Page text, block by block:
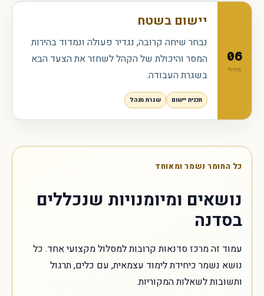
06
מודול
יישום בשטח
נבחר שיחה קרובה, נגדיר פעולה ונמדוד בהירות
המסר והיכולת של הקהל לשחזר את הצעד הבא
בשגרת העבודה.
תכנית יישום שגרת מנהל
כל החומר נשמר ומאוחד
נושאים ומיומנויות שנכללים
בסדנה
עמוד זה מרכז סדנאות קרובות למסלול מקצועי אחד. כל
נושא נשמר כיחידת לימוד עצמאית, עם כלים, תרגול
ותשובות לשאלות המקוריות.